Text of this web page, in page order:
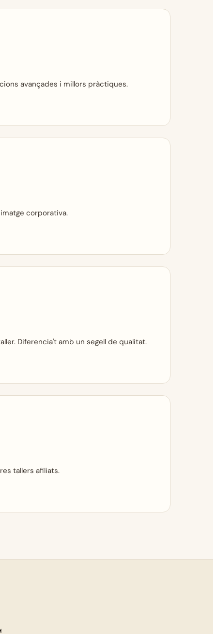
avançades i millors pràctiques.
corporativa.
Diferencia't amb un segell de qualitat.
tallers afiliats.